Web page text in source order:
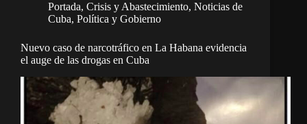
Portada, Crisis y Abastecimiento, Noticias de
Cuba, Política y Gobierno
Nuevo caso de narcotráfico en La Habana evidencia
el auge de las drogas en Cuba